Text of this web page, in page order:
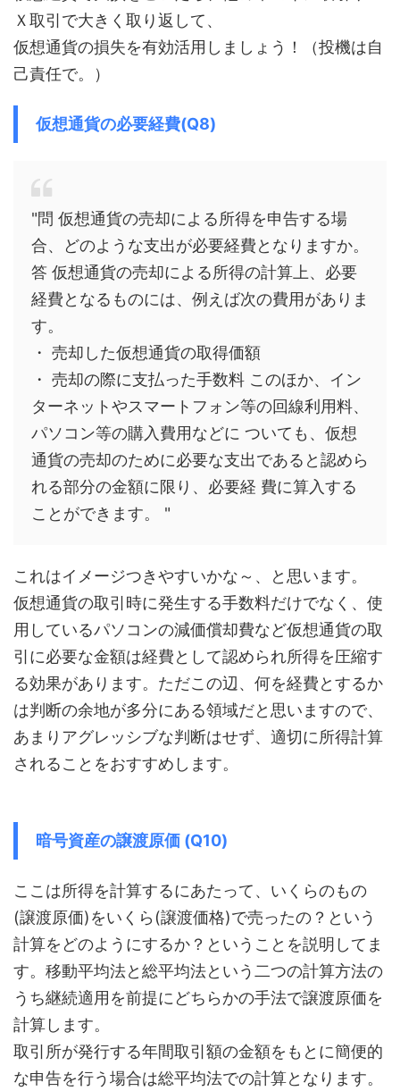
Ｘ取引で大きく取り返して、
仮想通貨の損失を有効活用しましょう！（投機は自
己責任で。）
仮想通貨の必要経費(Q8)
"問 仮想通貨の売却による所得を申告する場
合、どのような支出が必要経費となりますか。
答 仮想通貨の売却による所得の計算上、必要
経費となるものには、例えば次の費用がありま
す。
・ 売却した仮想通貨の取得価額
・ 売却の際に支払った手数料 このほか、イン
ターネットやスマートフォン等の回線利用料、
パソコン等の購入費用などに ついても、仮想
通貨の売却のために必要な支出であると認めら
れる部分の金額に限り、必要経 費に算入する
ことができます。 "
これはイメージつきやすいかな～、と思います。
仮想通貨の取引時に発生する手数料だけでなく、使
用しているパソコンの減価償却費など仮想通貨の取
引に必要な金額は経費として認められ所得を圧縮す
る効果があります。ただこの辺、何を経費とするか
は判断の余地が多分にある領域だと思いますので、
あまりアグレッシブな判断はせず、適切に所得計算
されることをおすすめします。
暗号資産の譲渡原価 (Q10)
ここは所得を計算するにあたって、いくらのもの
(譲渡原価)をいくら(譲渡価格)で売ったの？という
計算をどのようにするか？ということを説明してま
す。移動平均法と総平均法という二つの計算方法の
うち継続適用を前提にどちらかの手法で譲渡原価を
計算します。
取引所が発行する年間取引額の金額をもとに簡便的
な申告を行う場合は総平均法での計算となります。